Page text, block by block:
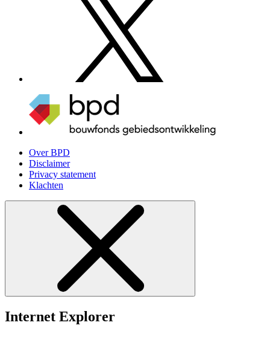
Over BPD
Disclaimer
Privacy statement
Klachten
Internet Explorer